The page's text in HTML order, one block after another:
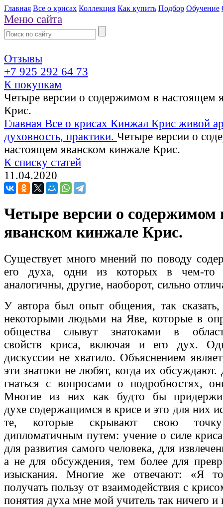
Главная Все о крисах Коллекция Как купить Подбор Обучение
Меню сайта
Отзывы
+7 925 292 64 73
К покупкам
Четыре версии о содержимом в настоящем
Крис.
Главная Все о крисах Кинжал Крис живой
духовность, практики. Четыре версии о
настоящем яванском кинжале Крис.
К списку статей
11.04.2020
Четыре версии о содержимом
яванском кинжале Крис.
Существует много мнений по поводу
его духа, одни из которых в чем-то
аналогичны, другие, наоборот, сильно
У автора был опыт общения, так сказать,
некоторыми людьми на Яве, которые в
общества слывут знатоками в
свойств криса, включая и его дух.
дискуссии не хватило. Объяснением
эти знатоки не любят, когда их
гнаться с вопросами о подробностях,
Многие из них как будто бы
духе содержащимся в крисе и это для них
те, которые скрывают свою
дипломатичным путем: учение о силе
для развития самого человека, для
а не для обсуждения, тем более для
изыскания. Многие же отвечают: «Я
получать пользу от взаимодействия с
понятия духа мне мой учитель так ничего и